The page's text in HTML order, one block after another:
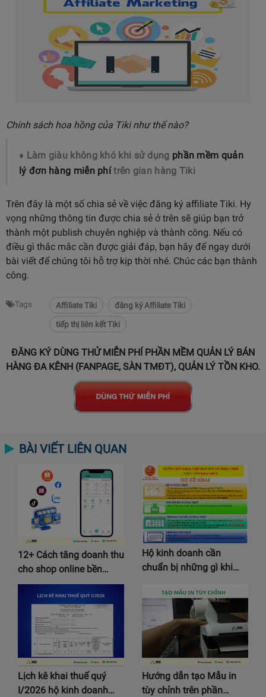
Chính sách hoa hồng của Tiki như thế nào?
♦ Làm giàu không khó khi sử dụng phần mềm quản
lý đơn hàng miễn phítrên gian hàng Tiki
Trên đây là một số chia sẻ về việc đăng ký affiliate Tiki. Hy
vọng những thông tin được chia sẻ ở trên sẽ giúp bạn trở
thành một publish chuyên nghiệp và thành công. Nếu có
điều gì thắc mắc cần được giải đáp, bạn hãy để ngay dưới
bài viết để chúng tôi hỗ trợ kịp thời nhé. Chúc các bạn thành
công.
Tags Affiliate Tiki
đăng ký Affiliate Tiki
tiếp thị liên kết Tiki
ĐĂNG KÝ DÙNG THỬ MIỄN PHÍ PHẦN MỀM QUẢN LÝ BÁN
HÀNG ĐA KÊNH (FANPAGE, SÀN TMĐT), QUẢN LÝ TỒN KHO.
BÀI VIẾT LIÊN QUAN
12+ Cách tăng doanh thu
cho shop online bền…
Hộ kinh doanh cần
chuẩn bị những gì khi…
Lịch kê khai thuế quý
I/2026 hộ kinh doanh…
Hướng dẫn tạo Mẫu in
tùy chỉnh trên phần…